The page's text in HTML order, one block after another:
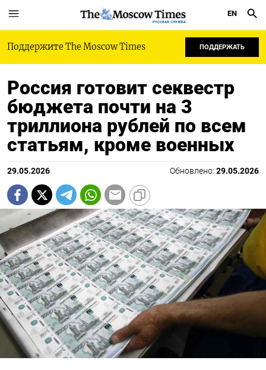
РУССКАЯ СЛУЖБА
EN
Поддержите The Moscow Times ПОДДЕРЖАТЬ
Россия готовит секвестр
бюджета почти на 3
триллиона рублей по всем
статьям, кроме военных
29.05.2026 Обновлено: 29.05.2026